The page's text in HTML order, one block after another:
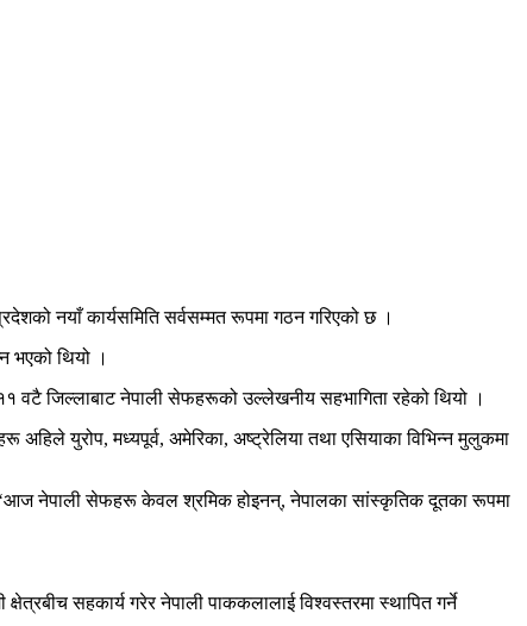
नयाँ कार्यसमिति सर्वसम्मत रूपमा गठन गरिएको छ ।
भएको थियो ।
वटै जिल्लाबाट नेपाली सेफहरूको उल्लेखनीय सहभागिता रहेको थियो ।
युरोप, मध्यपूर्व, अमेरिका, अष्ट्रेलिया तथा एसियाका विभिन्न मुलुकमा
। ‘आज नेपाली सेफहरू केवल श्रमिक होइनन्, नेपालका सांस्कृतिक दूतका रूपमा
सहकार्य गरेर नेपाली पाककलालाई विश्वस्तरमा स्थापित गर्ने